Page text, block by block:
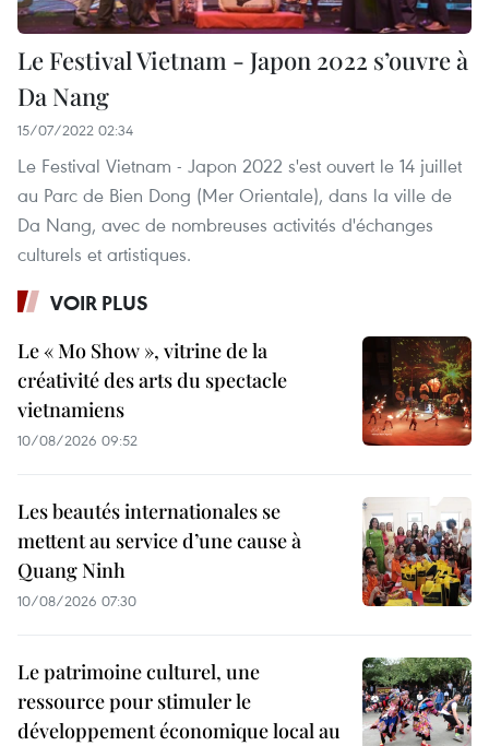
Le Festival Vietnam - Japon 2022 s’ouvre à
Da Nang
15/07/2022 02:34
Le Festival Vietnam - Japon 2022 s'est ouvert le 14 juillet
au Parc de Bien Dong (Mer Orientale), dans la ville de
Da Nang, avec de nombreuses activités d'échanges
culturels et artistiques.
VOIR PLUS
Le « Mo Show », vitrine de la
créativité des arts du spectacle
vietnamiens
10/08/2026 09:52
Les beautés internationales se
mettent au service d’une cause à
Quang Ninh
10/08/2026 07:30
Le patrimoine culturel, une
ressource pour stimuler le
développement économique local au